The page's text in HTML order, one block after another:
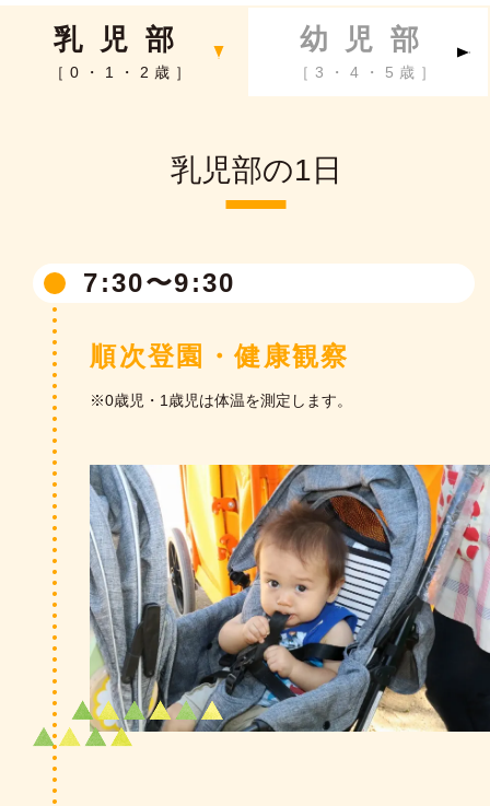
乳児部
［0・1・2歳］
幼児部
［3・4・5歳］
乳児部の1日
7:30〜9:30
順次登園・健康観察
※0歳児・1歳児は体温を測定します。
幼児部の1日
8:30〜9:30
順次登園
※7:30〜朝の預かり保育を行っています。
拶で一日が始まります。
着替え
「今日は何のシールにしようかな？」好きなシ
ールを選んでノートに貼ったり、動きやすい体
操服に着替えたりします。初めは苦手なボタン